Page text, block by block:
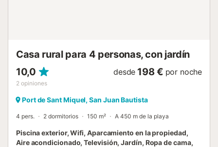
Casa rural para 4 personas, con jardín
10,0
2 opiniones
desde 198 € por noche
Port de Sant Miquel, San Juan Bautista
4 pers. 2 dormitorios 150 m² A 450 m de la playa
Piscina exterior, Wifi, Aparcamiento en la propiedad,
Aire acondicionado, Televisión, Jardín, Ropa de cama,